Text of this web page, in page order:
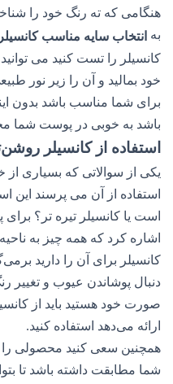
هنگامی که ته رنگ خود را
بهانتخاب سایه مناسب کانسیلر
کانسیلر را تست کنید می
خود بمالید و آن را زیر نور
برای شما مناسب باشد بدون
باشد به خوبی در پوست شما
استفاده از کانسیلر
یکی از سوالاتی که بسیاری از
استفاده از آن می پرسند این
است یا کانسیلر تیره تر؟ برای
اشاره کرد که همه چیز به
کانسیلر برای آن را دارید
دنبال پوشاندن عیوب و تغییر
صورت خود هستید باید از
ارائه می‌دهد استفاده کنید.
همچنین سعی کنید محصولی را
شما مطابقت داشته باشد تا